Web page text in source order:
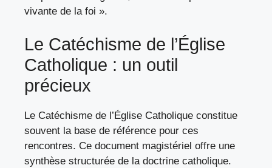
vivante de la foi ».
Le Catéchisme de l’Église
Catholique : un outil
précieux
Le Catéchisme de l’Église Catholique constitue
souvent la base de référence pour ces
rencontres. Ce document magistériel offre une
synthèse structurée de la doctrine catholique.